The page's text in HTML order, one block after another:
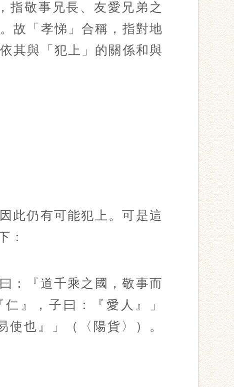
指敬事兄長、友愛兄弟之
故「孝悌」合稱，指對地
其與「犯上」的關係和與
此仍有可能犯上。可是這
：
：『道千乘之國，敬事而
』，子曰：『愛人』」
使也』」（〈陽貨〉）。